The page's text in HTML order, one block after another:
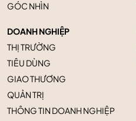
GÓC NHÌN
DOANH NGHIỆP
THỊ TRƯỜNG
TIÊU DÙNG
GIAO THƯƠNG
QUẢN TRỊ
THÔNG TIN DOANH NGHIỆP